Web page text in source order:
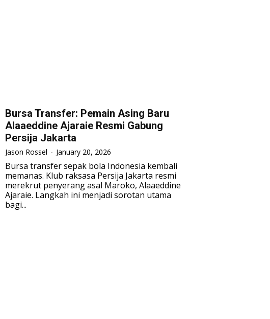
Bursa Transfer: Pemain Asing Baru
Alaaeddine Ajaraie Resmi Gabung
Persija Jakarta
Jason Rossel - January 20, 2026
Bursa transfer sepak bola Indonesia kembali
memanas. Klub raksasa Persija Jakarta resmi
merekrut penyerang asal Maroko, Alaaeddine
Ajaraie. Langkah ini menjadi sorotan utama
bagi...